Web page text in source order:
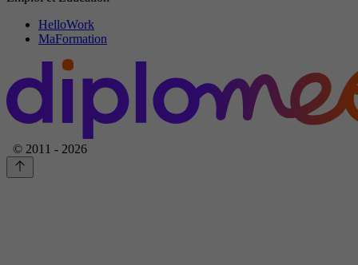
HelloWork
MaFormation
© 2011 - 2026